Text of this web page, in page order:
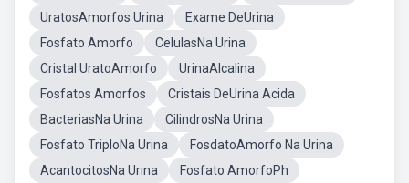
UratosAmorfos Urina
Exame DeUrina
Fosfato Amorfo
CelulasNa Urina
Cristal UratoAmorfo
UrinaAlcalina
Fosfatos Amorfos
Cristais DeUrina Acida
BacteriasNa Urina
CilindrosNa Urina
Fosfato TriploNa Urina
FosdatoAmorfo Na Urina
AcantocitosNa Urina
Fosfato AmorfoPh